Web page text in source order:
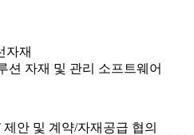
자재
션 자재 및 관리 소프트웨어
제안 및 계약/자재공급 협의